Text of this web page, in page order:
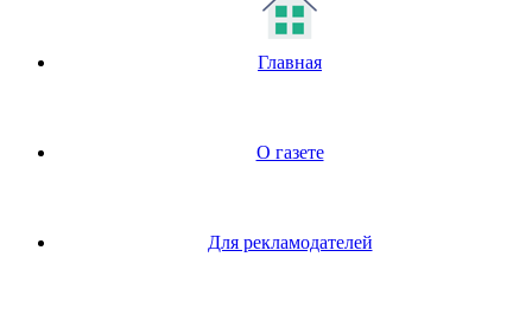
Главная
О газете
Для рекламодателей